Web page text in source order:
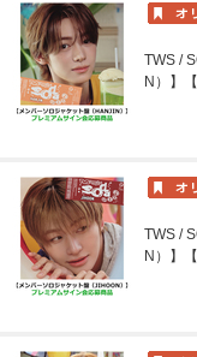
TWS /
N）】
TWS /
N）】